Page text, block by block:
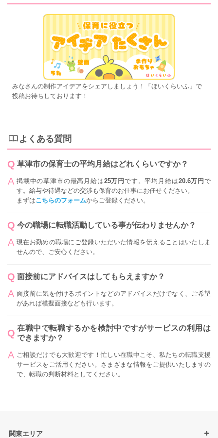
みなさんの制作アイデアをシェアしましょう！「ほいくらいふ」で
投稿お待ちしております！
よくある質問
草津市の保育士の平均月給はどれくらいですか？
掲載中の草津市の最高月給は25万円です。平均月給は20.6万円で
す。給与や待遇などの交渉も保育のお仕事にお任せください。
まずはこちらのフォームからご登録ください。
今の職場に転職活動している事が伝わりませんか？
現在お勤めの職場にご登録いただいた情報を伝えることはいたしま
せんので、ご安心ください。
面接前にアドバイスはしてもらえますか？
面接前に気を付けるポイントなどのアドバイスだけでなく、ご希望
があれば模擬面接なども行います。
在職中で転職するかを検討中ですがサービスの利用は
できますか？
ご相談だけでも大歓迎です！忙しい在職中こそ、私たちの転職支援
サービスをご活用ください。さまざまな情報をご提供いたしますの
で、転職の判断材料としてください。
関東エリア